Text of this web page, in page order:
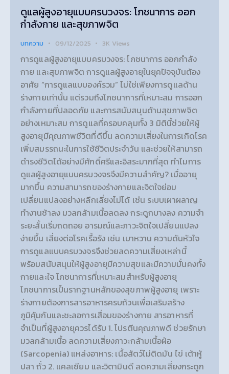
ดูแลผู้สูงอายุแบบครบวงจร: โภชนาการ ออก
กำลังกาย และสุขภาพจิต
บทความ 09/12/2025 3K Views
การดูแลผู้สูงอายุแบบครบวงจร: โภชนาการ ออกกำลัง
กาย และสุขภาพจิต การดูแลผู้สูงอายุในยุคปัจจุบันต้อง
อาศัย “การดูแลแบบองค์รวม” ไม่ใช่เพียงการดูแลด้าน
ร่างกายเท่านั้น แต่รวมถึงโภชนาการที่เหมาะสม การออก
กำลังกายที่ปลอดภัย และการสนับสนุนด้านสุขภาพจิต
อย่างเหมาะสม การดูแลที่ครอบคลุมทั้ง 3 มิตินี้ช่วยให้ผู้
สูงอายุมีคุณภาพชีวิตที่ดีขึ้น ลดความเสี่ยงในการเกิดโรค
เพิ่มสมรรถนะในการใช้ชีวิตประจำวัน และช่วยให้สามารถ
ดำรงชีวิตได้อย่างมีศักดิ์ศรีและอิสระมากที่สุด ทำไมการ
ดูแลผู้สูงอายุแบบครบวงจรจึงมีความสำคัญ? เมื่ออายุ
มากขึ้น ความสามารถของร่างกายและจิตใจย่อม
เปลี่ยนแปลงอย่างหลีกเลี่ยงไม่ได้ เช่น ระบบเผาผลาญ
ทำงานช้าลง มวลกล้ามเนื้อลดลง กระดูกบางลง ความจำ
ระยะสั้นเริ่มถดถอย อารมณ์และภาวะจิตใจเปลี่ยนแปลง
ง่ายขึ้น เสี่ยงต่อโรคเรื้อรัง เช่น เบาหวาน ความดันหัวใจ
การดูแลแบบครบวงจรจึงช่วยลดความเสี่ยงเหล่านี้
พร้อมสนับสนุนให้ผู้สูงอายุมีความสุขและมีความมั่นคงทั้ง
กายและใจ โภชนาการที่เหมาะสมสำหรับผู้สูงอายุ
โภชนาการเป็นรากฐานหลักของสุขภาพผู้สูงอายุ เพราะ
ร่างกายต้องการสารอาหารครบถ้วนเพื่อเสริมสร้าง
ภูมิคุ้มกันและชะลอการเสื่อมของร่างกาย สารอาหารที่
จำเป็นที่ผู้สูงอายุควรได้รับ 1. โปรตีนคุณภาพดี ช่วยรักษา
มวลกล้ามเนื้อ ลดความเสี่ยงภาวะกล้ามเนื้อฝ่อ
(Sarcopenia) แหล่งอาหาร: เนื้อสัตว์ไม่ติดมัน ไข่ เต้าหู้
ปลา ถั่ว 2. แคลเซียม และวิตามินดี ลดความเสี่ยงกระดูก